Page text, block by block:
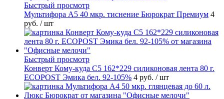
Быстрый просмотр
Мультифора А5 40 мкр. тиснение Бюрократ Премиум 4
руб. / шт
Быстрый просмотр
Конверт Кому-куда С5 162*229 силиконовая лента 80 г.
ECOPOST Эмика бел. 92-105% 4 руб. / шт